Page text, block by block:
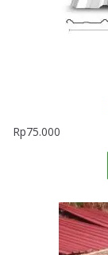
Rp75.000